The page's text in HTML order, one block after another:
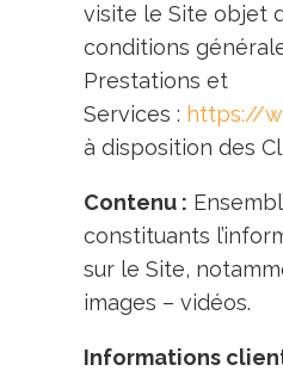
visite le Site objet
conditions
Prestations et
Services : https://
à disposition des
Contenu :
constituants
sur le Site,
images – vidéos.
Informations